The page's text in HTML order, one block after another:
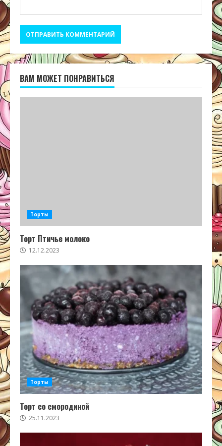
ВАМ МОЖЕТ ПОНРАВИТЬСЯ
Торты
Торт Птичье молоко
12.12.2023
Торты
Торт со смородиной
25.11.2023